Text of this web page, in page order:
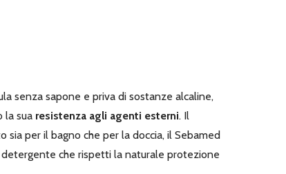
senza sapone e priva di sostanze alcaline,
la sua resistenza agli agenti esterni. Il
sia per il bagno che per la doccia, il Sebamed
detergente che rispetti la naturale protezione